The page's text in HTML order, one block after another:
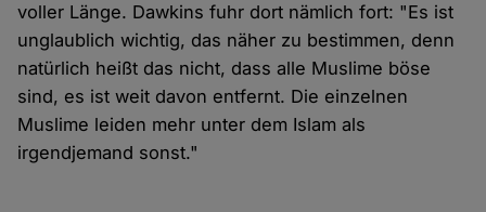
voller Länge. Dawkins fuhr dort nämlich fort: "Es ist
unglaublich wichtig, das näher zu bestimmen, denn
natürlich heißt das nicht, dass alle Muslime böse
sind, es ist weit davon entfernt. Die einzelnen
Muslime leiden mehr unter dem Islam als
irgendjemand sonst."